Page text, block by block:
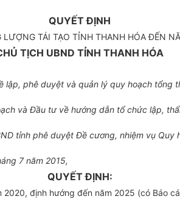
QUYẾT ĐỊNH
LƯỢNG TÁI TẠO TỈNH THANH HÓA ĐẾN
TỊCH UBND TỈNH THANH HÓA
lập, phê duyệt và quản lý quy hoạch tổng
và Đầu tư về hướng dẫn tổ chức lập,
tỉnh phê duyệt Đề cương, nhiệm vụ
7 năm 2015,
QUYẾT ĐỊNH:
định hướng đến năm 2025 (có Báo